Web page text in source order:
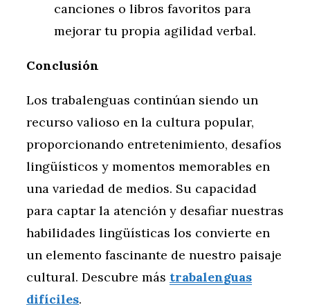
canciones o libros favoritos para
mejorar tu propia agilidad verbal.
Conclusión
Los trabalenguas continúan siendo un
recurso valioso en la cultura popular,
proporcionando entretenimiento, desafíos
lingüísticos y momentos memorables en
una variedad de medios. Su capacidad
para captar la atención y desafiar nuestras
habilidades lingüísticas los convierte en
un elemento fascinante de nuestro paisaje
cultural. Descubre más trabalenguas
difíciles.